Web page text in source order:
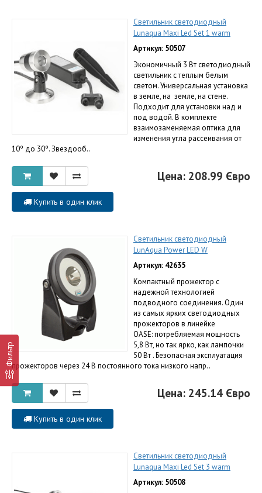
Фильтр
Светильник светодиодный
Lunaqua Maxi Led Set 1 warm
Артикул: 50507
Экономичный 3 Вт светодиодный
светильник с теплым белым
светом. Универсальная установка
в земле, на земле, на стене.
Подходит для установки над и
под водой. В комплекте
взаимозаменяемая оптика для
изменения угла рассеивания от
10º до 30º. Звездооб..
Цена: 208.99 Євро
Купить в один клик
Светильник светодиодный
LunAqua Power LED W
Артикул: 42635
Компактный прожектор с
надежной технологией
подводного соединения. Один
из самых ярких светодиодных
прожекторов в линейке
OASE: потребляемая мощность
5,8 Вт, но так ярко, как лампочки
50 Вт . Безопасная эксплуатация
прожекторов через 24 В постоянного тока низкого напр..
Цена: 245.14 Євро
Купить в один клик
Светильник светодиодный
Lunaqua Maxi Led Set 3 warm
Артикул: 50508